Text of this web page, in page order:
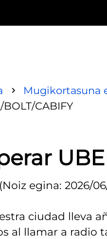
Mugikortasuna
CABIFY
(Noiz egina: 2026/
ciudad lleva
al llamar a radio